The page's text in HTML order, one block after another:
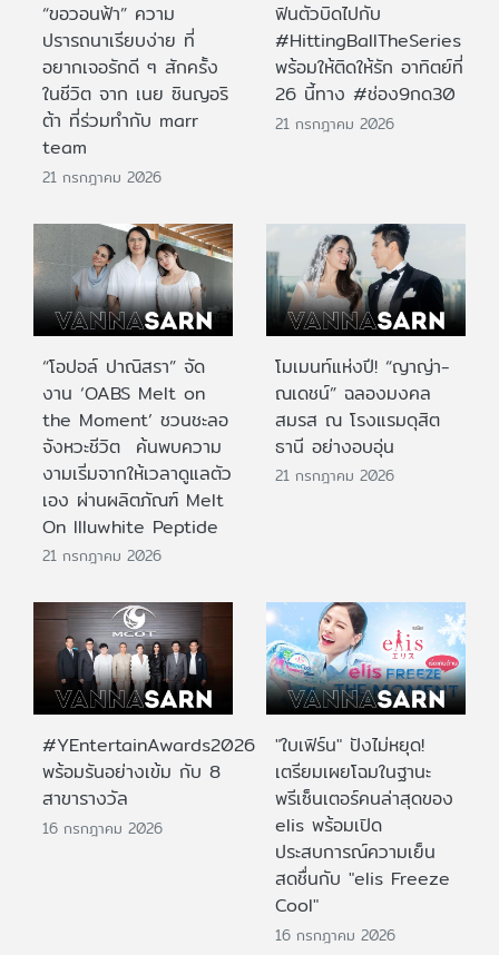
“ขอวอนฟ้า” ความ
ปรารถนาเรียบง่าย ที่
อยากเจอรักดี ๆ สักครั้ง
ในชีวิต จาก เนย ซินญอริ
ต้า ที่ร่วมทำกับ marr
team
21 กรกฎาคม 2026
ฟินตัวบิดไปกับ
#HittingBallTheSeries
พร้อมให้ติดให้รัก อาทิตย์ที่
26 นี้ทาง #ช่อง9กด30
21 กรกฎาคม 2026
“โอปอล์ ปาณิสรา” จัด
งาน ‘OABS Melt on
the Moment’ ชวนชะลอ
จังหวะชีวิต ค้นพบความ
งามเริ่มจากให้เวลาดูแลตัว
เอง ผ่านผลิตภัณฑ์ Melt
On Illuwhite Peptide
21 กรกฎาคม 2026
โมเมนท์แห่งปี! “ญาญ่า-
ณเดชน์” ฉลองมงคล
สมรส ณ โรงแรมดุสิต
ธานี อย่างอบอุ่น
21 กรกฎาคม 2026
#YEntertainAwards2026
พร้อมรันอย่างเข้ม กับ 8
สาขารางวัล
16 กรกฎาคม 2026
"ใบเฟิร์น" ปังไม่หยุด!
เตรียมเผยโฉมในฐานะ
พรีเซ็นเตอร์คนล่าสุดของ
elis พร้อมเปิด
ประสบการณ์ความเย็น
สดชื่นกับ "elis Freeze
Cool"
16 กรกฎาคม 2026